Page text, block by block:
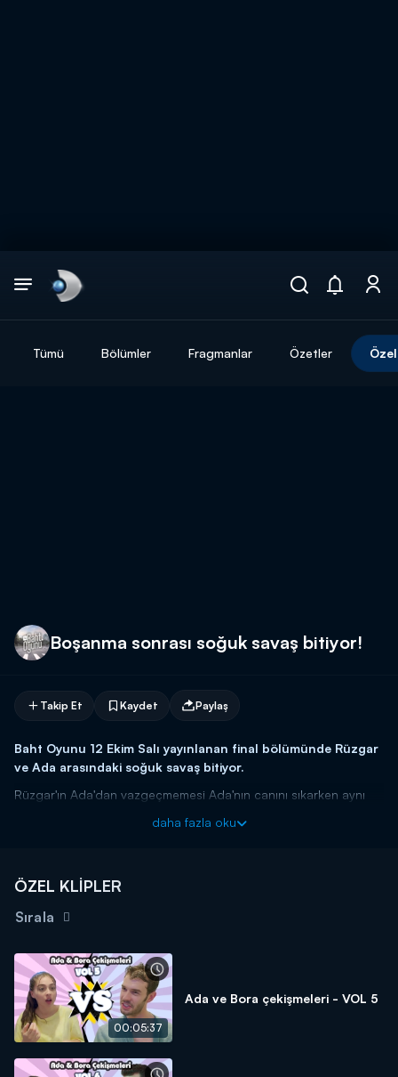
Tümü Bölümler Fragmanlar Özetler
Boşanma sonrası soğuk savaş bitiyor!
Takip Et Kaydet Paylaş
Baht Oyunu 12 Ekim Salı yayınlanan final bölümünde Rüzgar
ve Ada arasındaki soğuk savaş bitiyor.
Rüzgar'ın Ada'dan vazgeçmemesi Ada'nın canını sıkarken aynı
için verdiği mücadele başarılı oluyor. Boşanmaları gerçekleşen
Baht Oyunu final bölümüyle Salı 20.00'de Kanal D'de!
daha fazla oku
ÖZEL KLİPLER
Sırala
00:05:37
Ada ve Bora çekişmeleri - VOL 5